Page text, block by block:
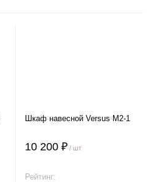
Шкаф навесной Versus M2-1
10 200 ₽ / шт
Рейтинг: